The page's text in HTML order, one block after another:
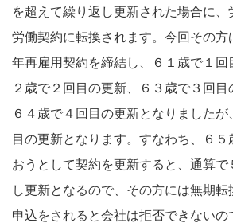
を超えて繰り返し更新された場合に、
労働契約に転換されます。今回その方
年再雇用契約を締結し、６１歳で１回
２歳で２回目の更新、６３歳で３回目
６４歳で４回目の更新となりましたが
目の更新となります。すなわち、６５
おうとして契約を更新すると、通算で
し更新となるので、その方には無期転
申込をされると会社は拒否できないの